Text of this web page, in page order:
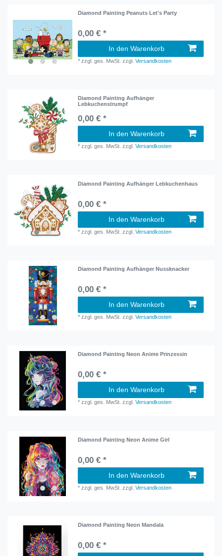
Diamond Painting Peanuts Let's Party
0,00 € *
In den Warenkorb
*zzgl. ges. MwSt. zzgl.Versandkosten
Diamond Painting Aufhänger
Lebkuchenstrumpf
0,00 € *
In den Warenkorb
*zzgl. ges. MwSt. zzgl.Versandkosten
Diamond Painting Aufhänger Lebkuchenhaus
0,00 € *
In den Warenkorb
*zzgl. ges. MwSt. zzgl.Versandkosten
Diamond Painting Aufhänger Nussknacker
0,00 € *
In den Warenkorb
*zzgl. ges. MwSt. zzgl.Versandkosten
Diamond Painting Neon Anime Prinzessin
0,00 € *
In den Warenkorb
*zzgl. ges. MwSt. zzgl.Versandkosten
Diamond Painting Neon Anime Girl
0,00 € *
In den Warenkorb
*zzgl. ges. MwSt. zzgl.Versandkosten
Diamond Painting Neon Mandala
0,00 € *